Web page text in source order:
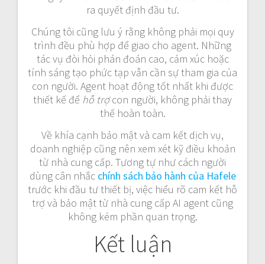
ra quyết định đầu tư.
Chúng tôi cũng lưu ý rằng không phải mọi quy
trình đều phù hợp để giao cho agent. Những
tác vụ đòi hỏi phán đoán cao, cảm xúc hoặc
tính sáng tạo phức tạp vẫn cần sự tham gia của
con người. Agent hoạt động tốt nhất khi được
thiết kế để hỗ trợcon người, không phải thay
thế hoàn toàn.
Về khía cạnh bảo mật và cam kết dịch vụ,
doanh nghiệp cũng nên xem xét kỹ điều khoản
từ nhà cung cấp. Tương tự như cách người
dùng cân nhắc chính sách bảo hành của Hafele
trước khi đầu tư thiết bị, việc hiểu rõ cam kết hỗ
trợ và bảo mật từ nhà cung cấp AI agent cũng
không kém phần quan trọng.
Kết luận